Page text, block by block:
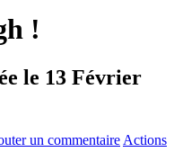
!
le 13 Février
un commentaire Actions